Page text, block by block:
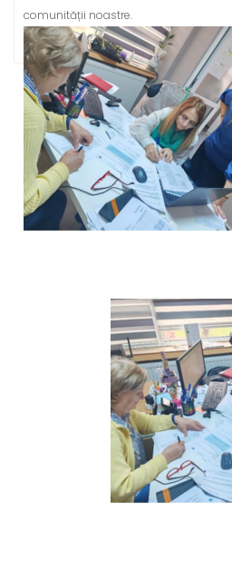
comunității noastre.